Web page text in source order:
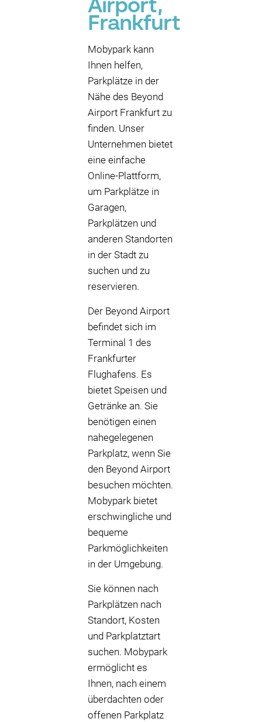
Airport,
Frankfurt
Mobypark kann
Ihnen helfen,
Parkplätze in der
Nähe des Beyond
Airport Frankfurt zu
finden. Unser
Unternehmen bietet
eine einfache
Online-Plattform,
um Parkplätze in
Garagen,
Parkplätzen und
anderen Standorten
in der Stadt zu
suchen und zu
reservieren.
Der Beyond Airport
befindet sich im
Terminal 1 des
Frankfurter
Flughafens. Es
bietet Speisen und
Getränke an. Sie
benötigen einen
nahegelegenen
Parkplatz, wenn Sie
den Beyond Airport
besuchen möchten.
Mobypark bietet
erschwingliche und
bequeme
Parkmöglichkeiten
in der Umgebung.
Sie können nach
Parkplätzen nach
Standort, Kosten
und Parkplatztart
suchen. Mobypark
ermöglicht es
Ihnen, nach einem
überdachten oder
offenen Parkplatz